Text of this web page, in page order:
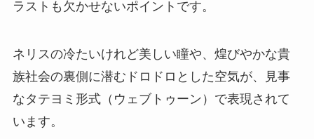
ラストも欠かせないポイントです。
ネリスの冷たいけれど美しい瞳や、煌びやかな貴
族社会の裏側に潜むドロドロとした空気が、見事
なタテヨミ形式（ウェブトゥーン）で表現されて
います。